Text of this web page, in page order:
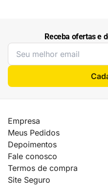
Receba ofertas e
Empresa
Meus Pedidos
Depoimentos
Fale conosco
Termos de compra
Site Seguro